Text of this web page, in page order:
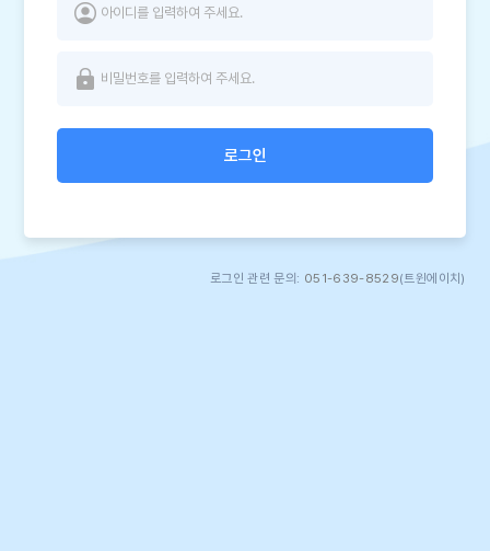
로그인
로그인 관련 문의: 051-639-8529(트윈에이치)